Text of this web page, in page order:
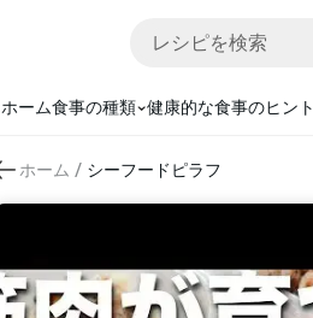
ホーム食事の種類 健康的な食事のヒント
ホーム / シーフードピラフ